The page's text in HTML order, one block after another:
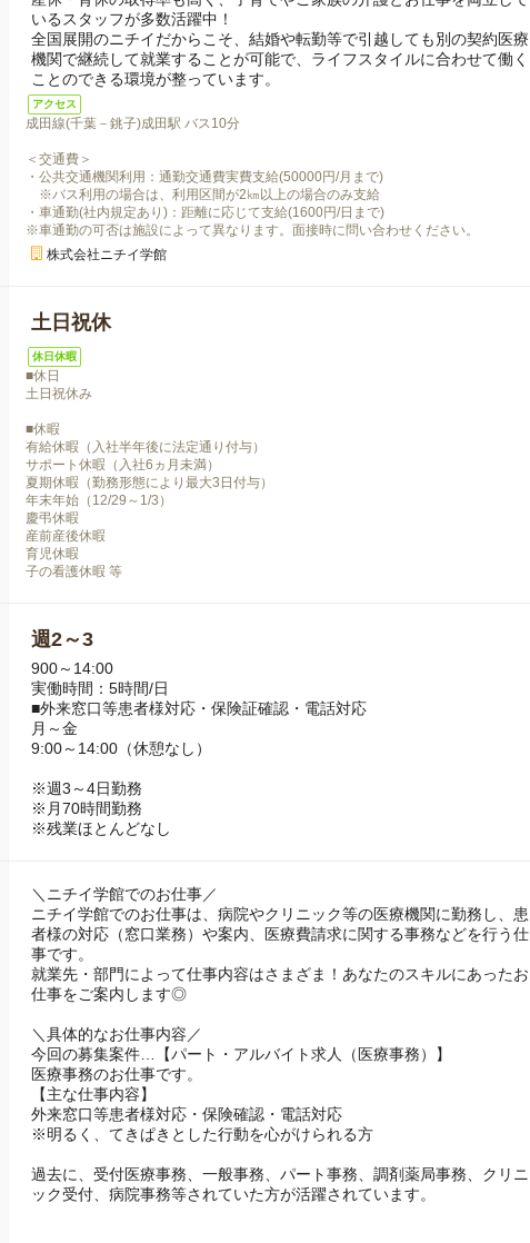
いるスタッフが多数活躍中！
全国展開のニチイだからこそ、結婚や転勤等で引越しても別の契約医療
機関で継続して就業することが可能で、ライフスタイルに合わせて働く
ことのできる環境が整っています。
アクセス
成田線(千葉－銚子)成田駅 バス10分
＜交通費＞
・公共交通機関利用：通勤交通費実費支給(50000円/月まで)
※バス利用の場合は、利用区間が2㎞以上の場合のみ支給
・車通勤(社内規定あり)：距離に応じて支給(1600円/日まで)
※車通勤の可否は施設によって異なります。面接時に問い合わせください。
株式会社ニチイ学館
土日祝休
休日休暇
■休日
土日祝休み
■休暇
有給休暇（入社半年後に法定通り付与）
サポート休暇（入社6ヵ月未満）
夏期休暇（勤務形態により最大3日付与）
年末年始（12/29～1/3）
慶弔休暇
産前産後休暇
育児休暇
子の看護休暇 等
週2～3
900～14:00
実働時間：5時間/日
■外来窓口等患者様対応・保険証確認・電話対応
月～金
9:00～14:00（休憩なし）
※週3～4日勤務
※月70時間勤務
※残業ほとんどなし
＼ニチイ学館でのお仕事／
ニチイ学館でのお仕事は、病院やクリニック等の医療機関に勤務し、患
者様の対応（窓口業務）や案内、医療費請求に関する事務などを行う仕
事です。
就業先・部門によって仕事内容はさまざま！あなたのスキルにあったお
仕事をご案内します◎
＼具体的なお仕事内容／
今回の募集案件…【パート・アルバイト求人（医療事務）】
医療事務のお仕事です。
【主な仕事内容】
外来窓口等患者様対応・保険確認・電話対応
※明るく、てきぱきとした行動を心がけられる方
過去に、受付医療事務、一般事務、パート事務、調剤薬局事務、クリニ
ック受付、病院事務等されていた方が活躍されています。